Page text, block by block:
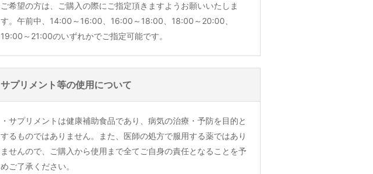
ご希望の方は、ご購入の際にご指定頂きますようお願いいたしま
す。午前中、14:00～16:00、16:00～18:00、18:00～20:00、
19:00～21:00のいずれかでご指定可能です。
サプリメント等の使用について
・サプリメントは健康補助食品であり、病気の治療・予防を目的と
するものではありません。また、医師の処方で服用する薬ではあり
ませんので、ご購入から使用まで全てご自身の責任となることを予
めご了承ください。